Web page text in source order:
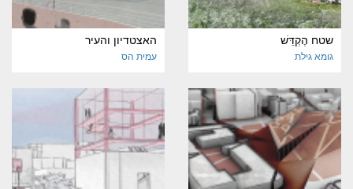
שטח הֶקְדֵּשׁ
גומא גילת
האצטדיון והעיר
עמית הס